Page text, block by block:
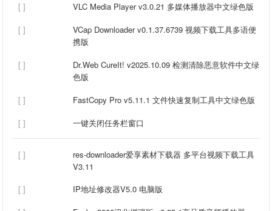
[ ]
VLC Media Player v3.0.21 多媒体播放器中文绿色版
[ ]
VCap Downloader v0.1.37.6739 视频下载工具多语便
携版
[ ]
Dr.Web CureIt! v2025.10.09 检测清除恶意软件中文绿
色版
[ ]
FastCopy Pro v5.11.1 文件快速复制工具中文绿色版
[ ]
一键关闭任务栏窗口
[ ]
res-downloader爱享素材下载器 多平台视频下载工具
V3.11
[ ]
IP地址修改器V5.0 电脑版